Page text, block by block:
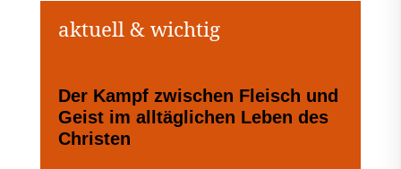
Der Kampf zwischen Fleisch und
Geist im alltäglichen Leben des
Christen